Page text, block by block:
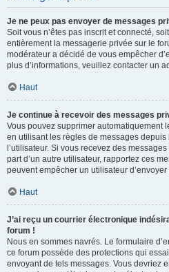
Je ne peux pas envoyer de messages
Soit vous n’êtes pas inscrit et connecté,
entièrement la messagerie privée sur le
modérateur a décidé de vous empêcher
plus d’informations, veuillez contacter un
Haut
Je continue à recevoir des messages
Vous pouvez supprimer automatiquement
en utilisant les règles de messages
l’utilisateur. Si vous recevez des
part d’un autre utilisateur, rapportez ces
peuvent empêcher un utilisateur
Haut
J’ai reçu un courrier électronique
forum !
Nous en sommes navrés. Le formulaire
ce forum possède des protections qui
envoyant de tels messages. Vous devriez